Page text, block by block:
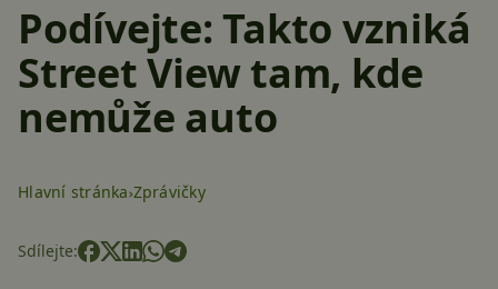
Podívejte: Takto vzniká
Street View tam, kde
nemůže auto
Hlavní stránka Zprávičky
Sdílejte: